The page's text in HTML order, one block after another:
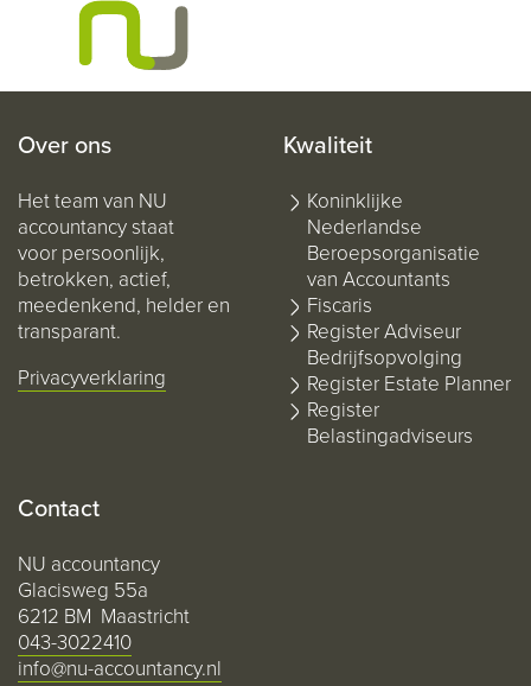
Over ons
Het team van NU
accountancy staat
voor persoonlijk,
betrokken, actief,
meedenkend, helder en
transparant.
Privacyverklaring
Kwaliteit
Koninklijke
Nederlandse
Beroepsorganisatie
van Accountants
Fiscaris
Register Adviseur
Bedrijfsopvolging
Register Estate Planner
Register
Belastingadviseurs
Contact
NU accountancy
Glacisweg 55a
6212 BM Maastricht
043-3022410
info@nu-accountancy.nl